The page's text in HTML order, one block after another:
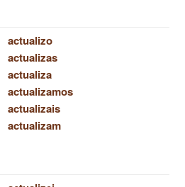
actualizo
actualizas
actualiza
actualizamos
actualizais
actualizam